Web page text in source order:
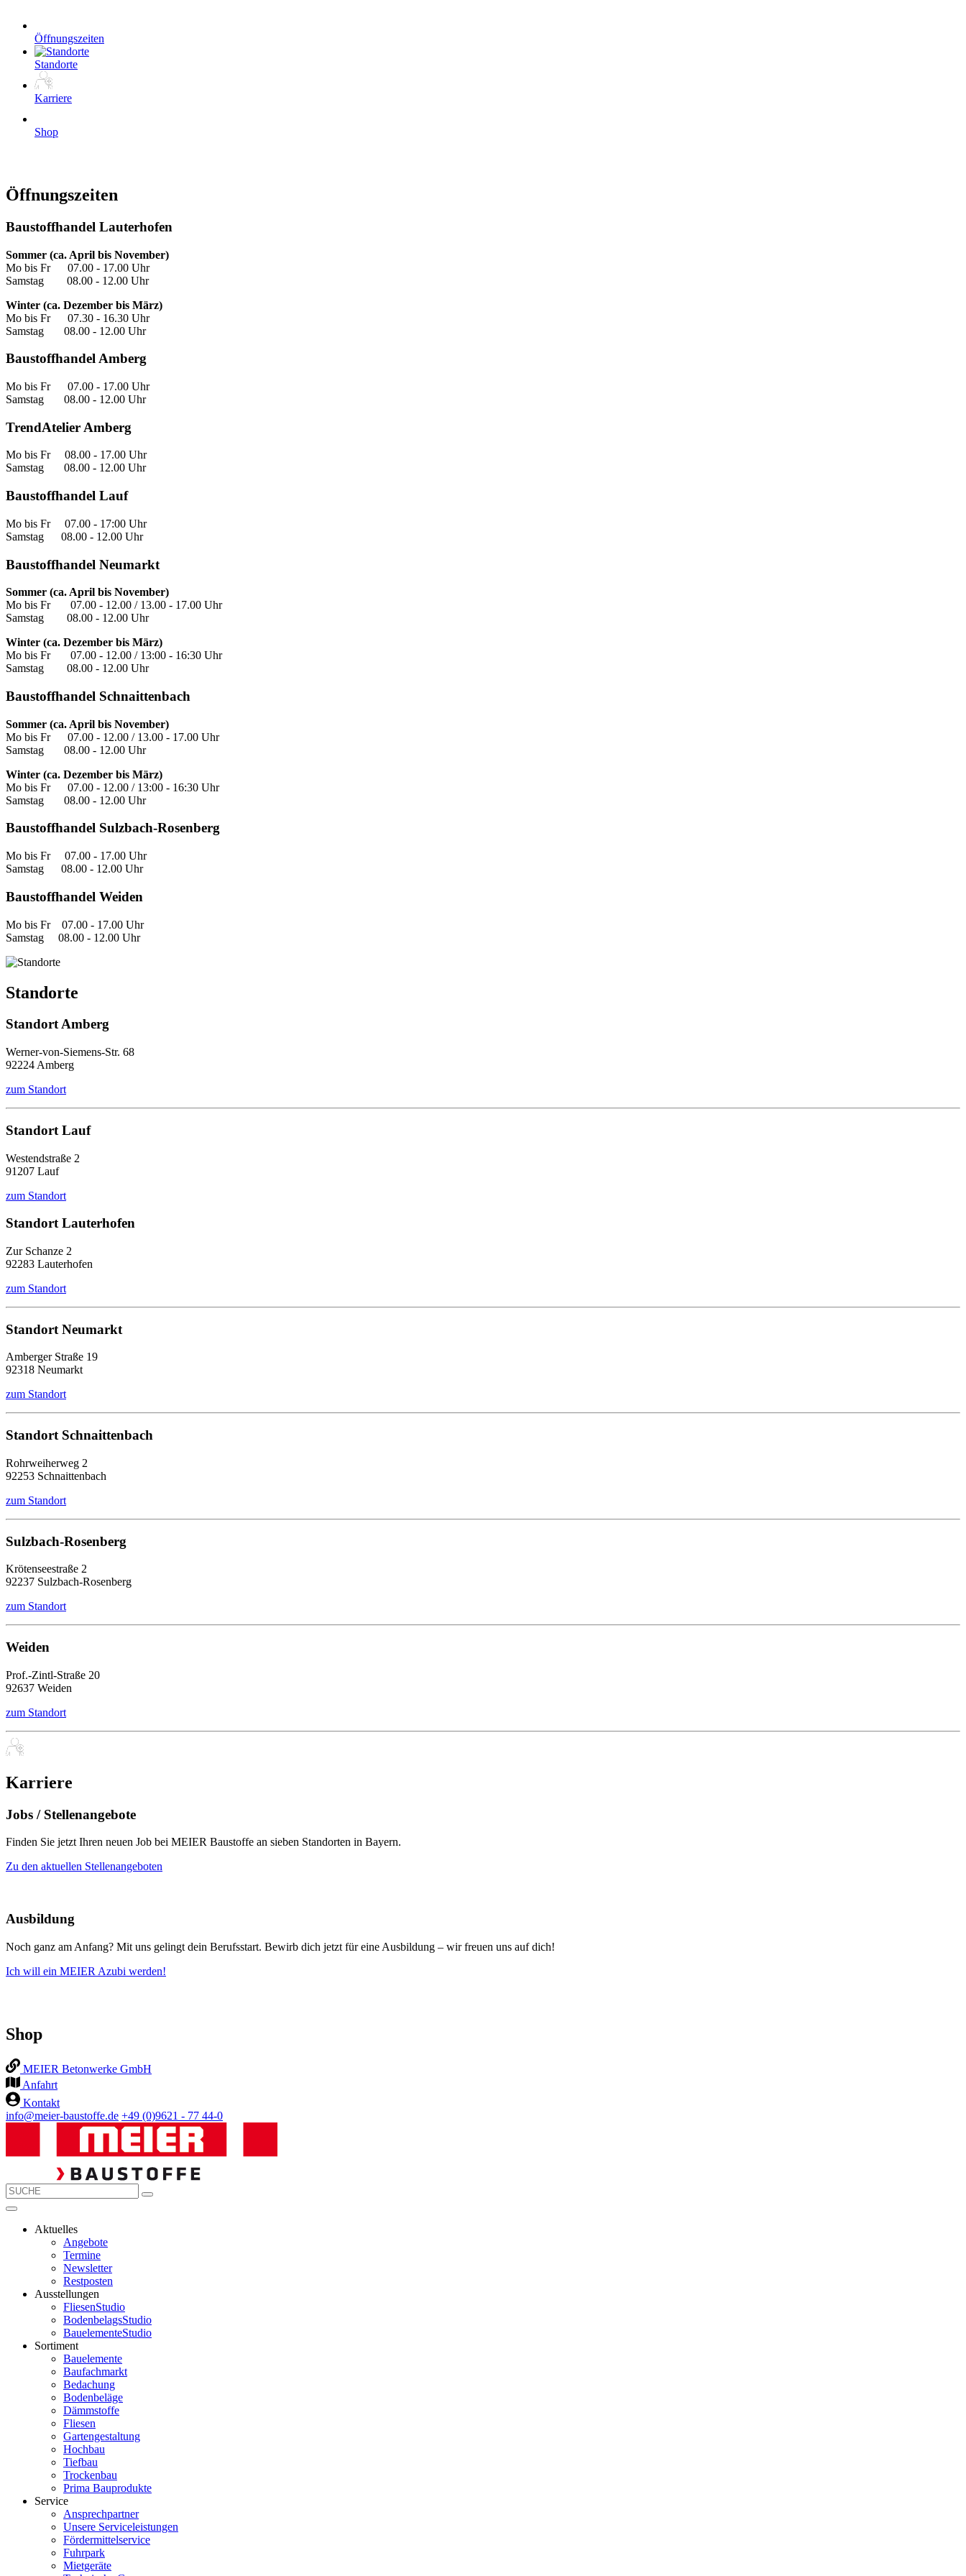
Öffnungszeiten
Standorte
Karriere
Shop
Öffnungszeiten
Baustoffhandel Lauterhofen
Sommer (ca. April bis November)
Mo bis Fr 07.00 - 17.00 Uhr
Samstag 08.00 - 12.00 Uhr
Winter (ca. Dezember bis März)
Mo bis Fr 07.30 - 16.30 Uhr
Samstag 08.00 - 12.00 Uhr
Baustoffhandel Amberg
Mo bis Fr 07.00 - 17.00 Uhr
Samstag 08.00 - 12.00 Uhr
TrendAtelier Amberg
Mo bis Fr 08.00 - 17.00 Uhr
Samstag 08.00 - 12.00 Uhr
Baustoffhandel Lauf
Mo bis Fr 07.00 - 17:00 Uhr
Samstag 08.00 - 12.00 Uhr
Baustoffhandel Neumarkt
Sommer (ca. April bis November)
Mo bis Fr 07.00 - 12.00 / 13.00 - 17.00 Uhr
Samstag 08.00 - 12.00 Uhr
Winter (ca. Dezember bis März)
Mo bis Fr 07.00 - 12.00 / 13:00 - 16:30 Uhr
Samstag 08.00 - 12.00 Uhr
Baustoffhandel Schnaittenbach
Sommer (ca. April bis November)
Mo bis Fr 07.00 - 12.00 / 13.00 - 17.00 Uhr
Samstag 08.00 - 12.00 Uhr
Winter (ca. Dezember bis März)
Mo bis Fr 07.00 - 12.00 / 13:00 - 16:30 Uhr
Samstag 08.00 - 12.00 Uhr
Baustoffhandel Sulzbach-Rosenberg
Mo bis Fr 07.00 - 17.00 Uhr
Samstag 08.00 - 12.00 Uhr
Baustoffhandel Weiden
Mo bis Fr 07.00 - 17.00 Uhr
Samstag 08.00 - 12.00 Uhr
Standorte
Standort Amberg
Werner-von-Siemens-Str. 68
92224 Amberg
zum Standort
Standort Lauf
Westendstraße 2
91207 Lauf
zum Standort
Standort Lauterhofen
Zur Schanze 2
92283 Lauterhofen
zum Standort
Standort Neumarkt
Amberger Straße 19
92318 Neumarkt
zum Standort
Standort Schnaittenbach
Rohrweiherweg 2
92253 Schnaittenbach
zum Standort
Sulzbach-Rosenberg
Krötenseestraße 2
92237 Sulzbach-Rosenberg
zum Standort
Weiden
Prof.-Zintl-Straße 20
92637 Weiden
zum Standort
Karriere
Jobs / Stellenangebote
Finden Sie jetzt Ihren neuen Job bei MEIER Baustoffe an sieben Standorten in Bayern.
Zu den aktuellen Stellenangeboten
Ausbildung
Noch ganz am Anfang? Mit uns gelingt dein Berufsstart. Bewirb dich jetzt für eine Ausbildung – wir freuen uns auf dich!
Ich will ein MEIER Azubi werden!
Shop
MEIER Betonwerke GmbH
Anfahrt
Kontakt
info@meier-baustoffe.de +49 (0)9621 - 77 44-0
Aktuelles
Angebote
Termine
Newsletter
Restposten
Ausstellungen
FliesenStudio
BodenbelagsStudio
BauelementeStudio
Sortiment
Bauelemente
Baufachmarkt
Bedachung
Bodenbeläge
Dämmstoffe
Fliesen
Gartengestaltung
Hochbau
Tiefbau
Trockenbau
Prima Bauprodukte
Service
Ansprechpartner
Unsere Serviceleistungen
Fördermittelservice
Fuhrpark
Mietgeräte